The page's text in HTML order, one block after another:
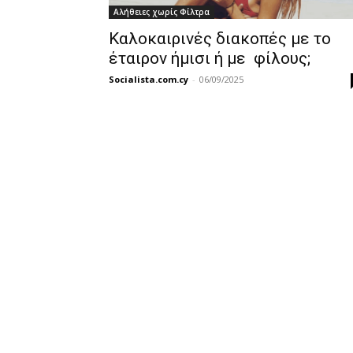
Αλήθειες χωρίς Φίλτρα
Καλοκαιρινές διακοπές με το
έταιρον ήμισι ή με φίλους;
Socialista.com.cy - 06/09/2025